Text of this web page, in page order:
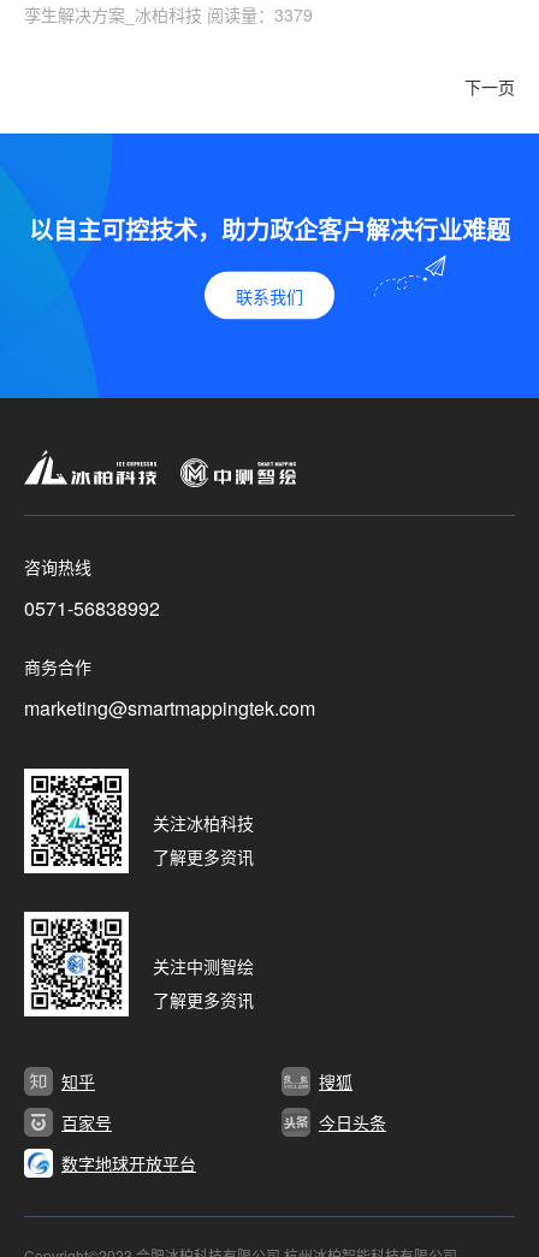
孪生解决方案_冰柏科技 阅读量：3379
下一页
以自主可控技术，助力政企客户解决行业难题
联系我们
咨询热线
0571-56838992
商务合作
marketing@smartmappingtek.com
关注冰柏科技
了解更多资讯
关注中测智绘
了解更多资讯
知乎
搜狐
百家号
今日头条
数字地球开放平台